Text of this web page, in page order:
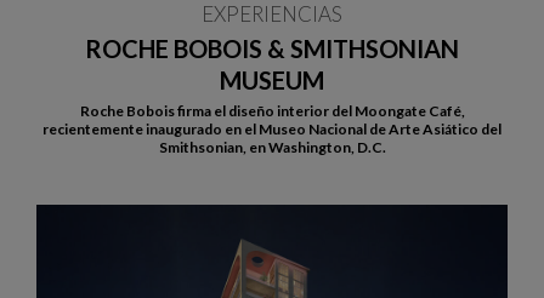
ROCHE BOBOIS & SMITHSONIAN
MUSEUM
EXPERIENCIAS
Roche Bobois firma el diseño interior del Moongate Café,
recientemente inaugurado en el Museo Nacional de Arte Asiático del
Smithsonian, en Washington, D.C.